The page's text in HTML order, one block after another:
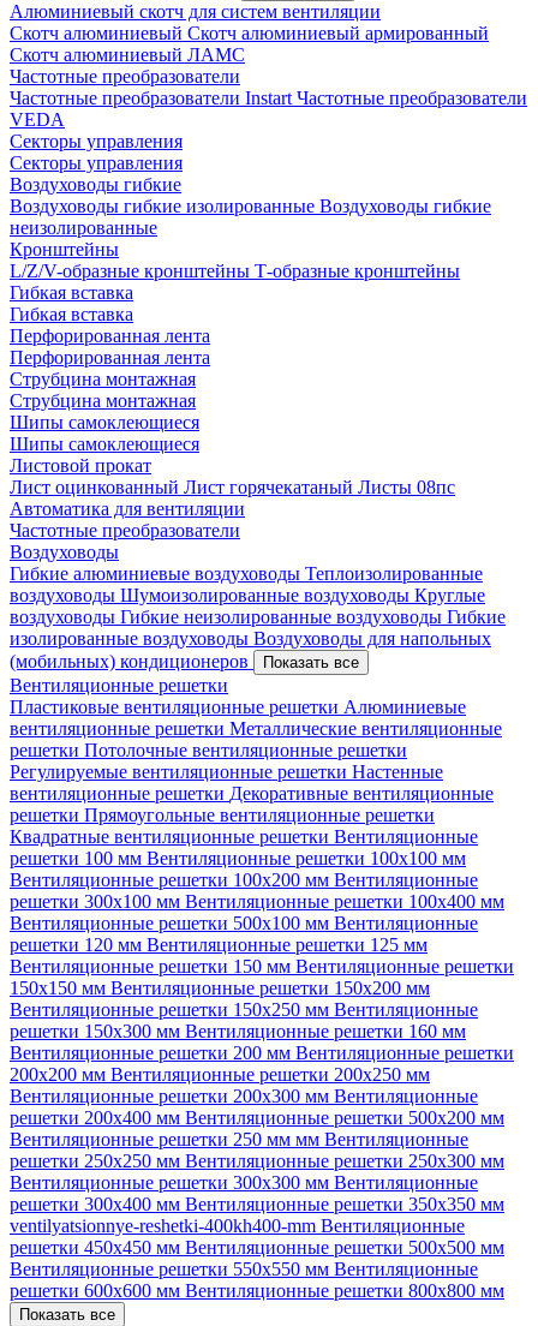
Алюминиевый скотч для систем вентиляции
Скотч алюминиевый Скотч алюминиевый армированный
Скотч алюминиевый ЛАМС
Частотные преобразователи
Частотные преобразователи Instart Частотные преобразователи
VEDA
Секторы управления
Секторы управления
Воздуховоды гибкие
Воздуховоды гибкие изолированные Воздуховоды гибкие
неизолированные
Кронштейны
L/Z/V-образные кронштейны Т-образные кронштейны
Гибкая вставка
Гибкая вставка
Перфорированная лента
Перфорированная лента
Струбцина монтажная
Струбцина монтажная
Шипы самоклеющиеся
Шипы самоклеющиеся
Листовой прокат
Лист оцинкованный Лист горячекатаный Листы 08пс
Автоматика для вентиляции
Частотные преобразователи
Воздуховоды
Гибкие алюминиевые воздуховоды Теплоизолированные
воздуховоды Шумоизолированные воздуховоды Круглые
воздуховоды Гибкие неизолированные воздуховоды Гибкие
изолированные воздуховоды Воздуховоды для напольных
(мобильных) кондиционеров
Показать все
Вентиляционные решетки
Пластиковые вентиляционные решетки Алюминиевые
вентиляционные решетки Металлические вентиляционные
решетки Потолочные вентиляционные решетки
Регулируемые вентиляционные решетки Настенные
вентиляционные решетки Декоративные вентиляционные
решетки Прямоугольные вентиляционные решетки
Квадратные вентиляционные решетки Вентиляционные
решетки 100 мм Вентиляционные решетки 100х100 мм
Вентиляционные решетки 100х200 мм Вентиляционные
решетки 300х100 мм Вентиляционные решетки 100х400 мм
Вентиляционные решетки 500х100 мм Вентиляционные
решетки 120 мм Вентиляционные решетки 125 мм
Вентиляционные решетки 150 мм Вентиляционные решетки
150х150 мм Вентиляционные решетки 150х200 мм
Вентиляционные решетки 150х250 мм Вентиляционные
решетки 150х300 мм Вентиляционные решетки 160 мм
Вентиляционные решетки 200 мм Вентиляционные решетки
200х200 мм Вентиляционные решетки 200х250 мм
Вентиляционные решетки 200х300 мм Вентиляционные
решетки 200х400 мм Вентиляционные решетки 500х200 мм
Вентиляционные решетки 250 мм мм Вентиляционные
решетки 250х250 мм Вентиляционные решетки 250х300 мм
Вентиляционные решетки 300х300 мм Вентиляционные
решетки 300х400 мм Вентиляционные решетки 350х350 мм
ventilyatsionnye-reshetki-400kh400-mm Вентиляционные
решетки 450х450 мм Вентиляционные решетки 500х500 мм
Вентиляционные решетки 550х550 мм Вентиляционные
решетки 600х600 мм Вентиляционные решетки 800х800 мм
Показать все